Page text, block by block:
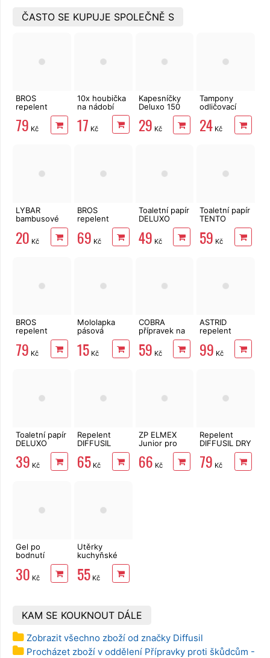
ČASTO SE KUPUJE SPOLEČNĚ S
BROS
repelent
spray proti
komárům a
klíšťatům
79 Kč
10x houbička
na nádobí
17 Kč
Kapesníčky
Deluxo 150
ks 3vrstvé v
krabičce,
šedé květy
29 Kč
Tampony
odličovací
LINTEO 120
ks
24 Kč
LYBAR
bambusové
tyčinky 200
ks
20 Kč
BROS
repelent
spray proti
komárům a
klíšťatům
69 Kč
Toaletní papír
DELUXO
3vrstvý 8 rolí,
132 m
49 Kč
Toaletní papír
TENTO
3vrstvý 8 rolí,
144 m
59 Kč
BROS
repelent
spray proti
klíšťatům na
oděvy 90ml
79 Kč
Mololapka
pásová
FeroBand na
potravinové
moly
15Kč
COBRA
přípravek na
Univerzální
400 ml
59 Kč
ASTRID
repelent
sprej pro děti
150 ml
99 Kč
Toaletní papír
DELUXO
2vrstvý 8 rolí,
158 m
39 Kč
Repelent
DIFFUSIL
Basic 100 ml
65Kč
ZP ELMEX
Junior pro
děti 6-12 let
75 ml
66 Kč
Repelent
DIFFUSIL DRY
79 Kč
Gel po
bodnutí
HERBAVERA
Bodanec 25
30 Kč
Utěrky
kuchyňské
TENTO Extra
Strong
3vrstvé, 2
55Kč
KAM SE KOUKNOUT DÁLE
Zobrazit všechno zboží od značky Diffusil
Procházet zboží v oddělení Přípravky proti škůdcům -